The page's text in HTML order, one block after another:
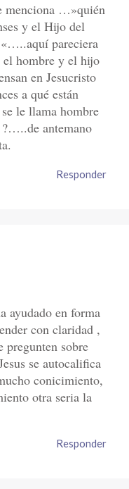
menciona …»quién
y el Hijo del
«…..aquí pareciera
el hombre y el hijo
en Jesucristo
a qué están
le llama hombre
antemano
Responder
ayudado en forma
con claridad ,
pregunten sobre
se autocalifica
conicimiento,
otra seria la
Responder